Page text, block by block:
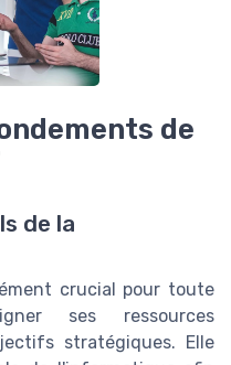
de
de la
crucial pour toute
ses ressources
stratégiques. Elle